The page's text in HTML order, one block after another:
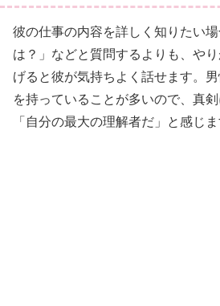
彼の仕事の内容を詳しく知りたい
は？」などと質問するよりも、や
げると彼が気持ちよく話せます。
を持っていることが多いので、真
「自分の最大の理解者だ」と感じま